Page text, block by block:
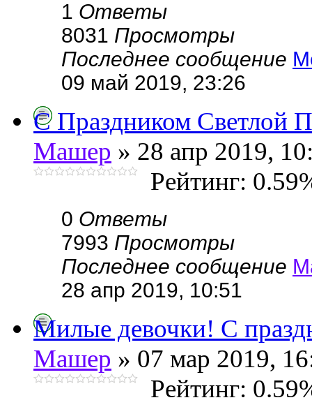
1 Ответы
8031 Просмотры
Последнее сообщение
09 май 2019, 23:26
С Праздником Светлой
Машер » 28 апр 2019,
Рейтинг:
0 Ответы
7993 Просмотры
Последнее сообщение
28 апр 2019, 10:51
Милые девочки! С
Машер » 07 мар 2019,
Рейтинг: